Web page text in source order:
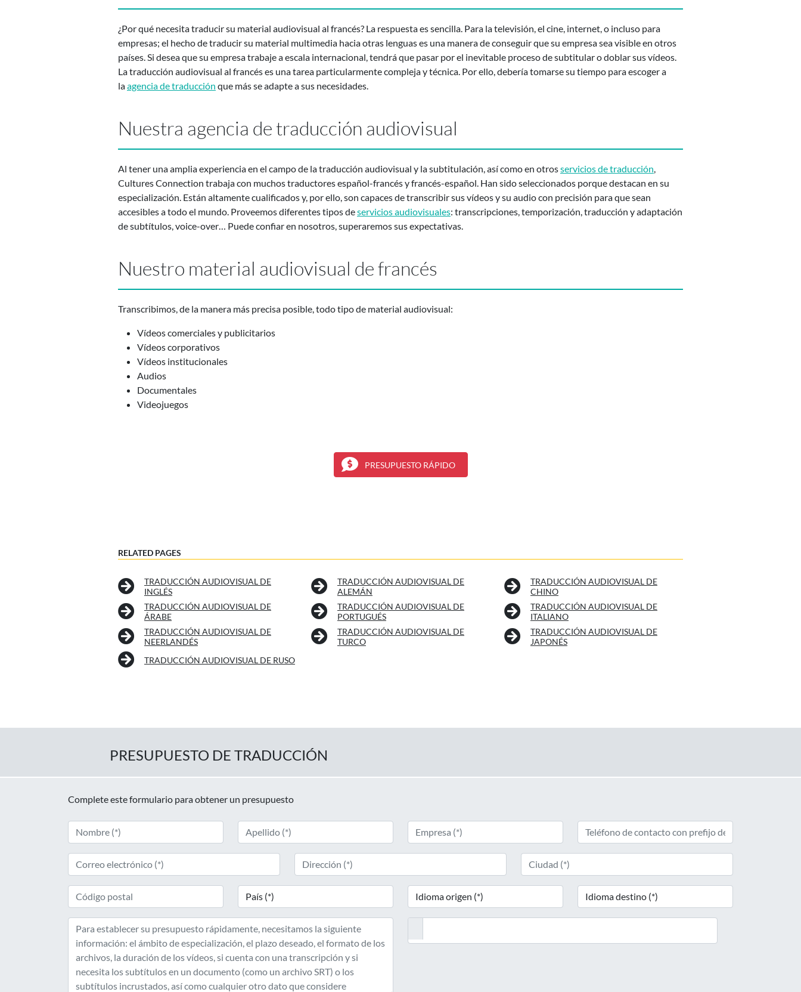
¿Por qué necesita traducir su material audiovisual al francés? La respuesta es sencilla. Para la televisión, el cine, internet, o incluso para
empresas; el hecho de traducir su material multimedia hacia otras lenguas es una manera de conseguir que su empresa sea visible en otros
países. Si desea que su empresa trabaje a escala internacional, tendrá que pasar por el inevitable proceso de subtitular o doblar sus vídeos.
La traducción audiovisual al francés es una tarea particularmente compleja y técnica. Por ello, debería tomarse su tiempo para escoger a
laagencia de traducción que más se adapte a sus necesidades.
Nuestra agencia de traducción audiovisual
Al tener una amplia experiencia en el campo de la traducción audiovisual y la subtitulación, así como en otrosservicios de traducción,
Cultures Connection trabaja con muchos traductores español-francés y francés-español. Han sido seleccionados porque destacan en su
especialización. Están altamente cualificados y, por ello, son capaces de transcribir sus vídeos y su audio con precisión para que sean
accesibles a todo el mundo. Proveemos diferentes tipos deservicios audiovisuales: transcripciones, temporización, traducción y adaptación
de subtítulos, voice-over… Puede confiar en nosotros, superaremos sus expectativas.
Nuestro material audiovisual de francés
Transcribimos, de la manera más precisa posible, todo tipo de material audiovisual:
Vídeos comerciales y publicitarios
Vídeos corporativos
Vídeos institucionales
Audios
Documentales
Videojuegos
PRESUPUESTO RÁPIDO
RELATED PAGES
TRADUCCIÓN AUDIOVISUAL DE
INGLÉS
TRADUCCIÓN AUDIOVISUAL DE
ALEMÁN
TRADUCCIÓN AUDIOVISUAL DE
CHINO
TRADUCCIÓN AUDIOVISUAL DE
ÁRABE
TRADUCCIÓN AUDIOVISUAL DE
PORTUGUÉS
TRADUCCIÓN AUDIOVISUAL DE
ITALIANO
TRADUCCIÓN AUDIOVISUAL DE
NEERLANDÉS
TRADUCCIÓN AUDIOVISUAL DE
TURCO
TRADUCCIÓN AUDIOVISUAL DE
JAPONÉS
TRADUCCIÓN AUDIOVISUAL DE RUSO
PRESUPUESTO DE TRADUCCIÓN
Complete este formulario para obtener un presupuesto